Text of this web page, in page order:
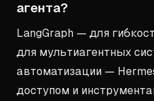
агента?
LangGraph — для
для мультиагентных
автоматизации —
доступом и